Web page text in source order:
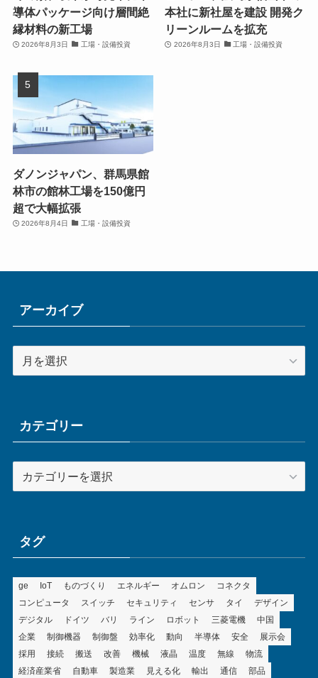
導体パッケージ向け層間絶
縁材料の新工場
2026年8月3日 工場・設備投資
本社に新社屋を建設 開発ク
リーンルームを拡充
2026年8月3日 工場・設備投資
ダノンジャパン、群馬県館
林市の館林工場を150億円
超で大幅拡張
2026年8月4日 工場・設備投資
アーカイブ
ブカテゴリー
テ
ータグ
ge IoT ものづくり エネルギー オムロン
コネクタ
コンピュータ
スイッチ セキュリティ センサ タイ
デザイン
デジタル
ドイツ バリ ライン ロボット 三菱電機
中国
企業
制御機器 制御盤 効率化 動向 半導体 安全
展示会
採用
接続 搬送 改善 機械 液晶 温度 無線
物流
経済産業省
自動車 製造業 見える化 輸出 通信 部品